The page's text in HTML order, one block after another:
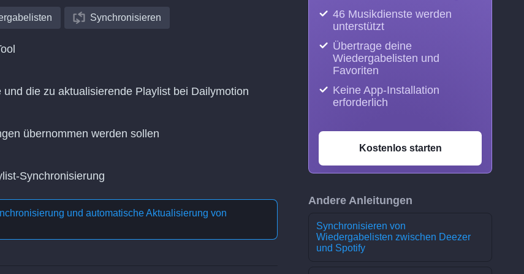
Synchronisieren
die zu aktualisierende Playlist bei Dailymotion
übernommen werden sollen
Synchronisierung
und automatische Aktualisierung von
46 Musikdienste werden
unterstützt
Übertrage deine
Wiedergabelisten und
Favoriten
Keine App-Installation
erforderlich
Kostenlos starten
Andere Anleitungen
Synchronisieren von
Wiedergabelisten zwischen Deezer
und Spotify